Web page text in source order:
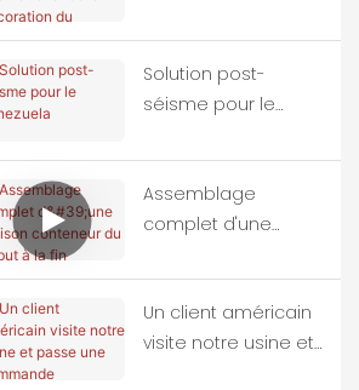
décoration du
bâtiment de Chine
(Guangzhou)
Solution post-
séisme pour le
Assemblage
complet d'une
du début à la fin
Un client américain
visite notre usine et